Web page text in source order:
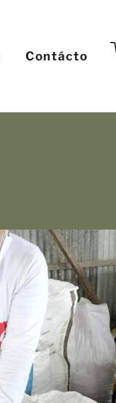
Contácto